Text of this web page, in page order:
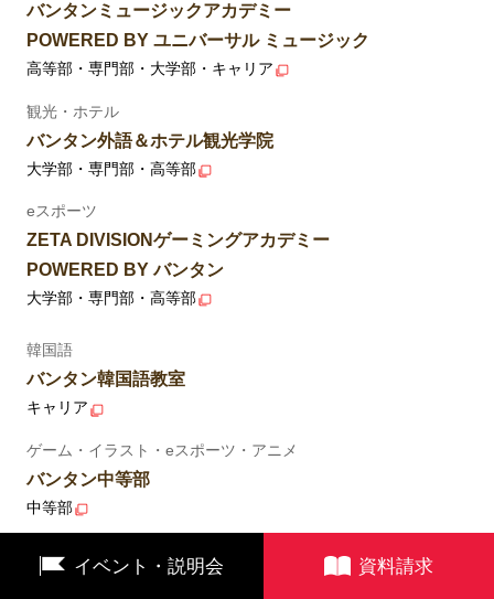
イベント・説明会 資料請求
バンタンミュージックアカデミー
POWERED BY ユニバーサル ミュージック
高等部・専門部・大学部・キャリア
観光・ホテル
バンタン外語＆ホテル観光学院
大学部・専門部・高等部
eスポーツ
ZETA DIVISIONゲーミングアカデミー
POWERED BY バンタン
大学部・専門部・高等部
韓国語
バンタン韓国語教室
キャリア
ゲーム・イラスト・eスポーツ・アニメ
バンタン中等部
中等部